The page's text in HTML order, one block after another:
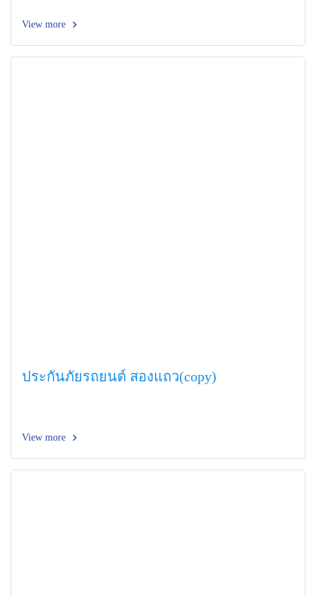
View more
ประกันภัยรถยนต์ สองแถว(copy)
View more